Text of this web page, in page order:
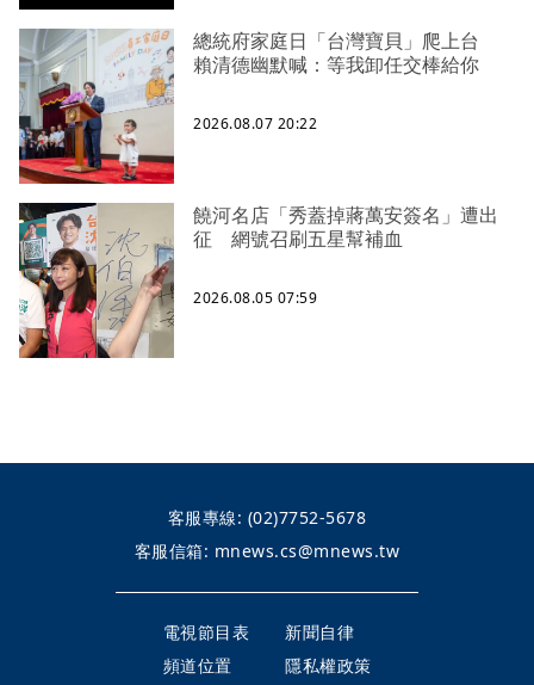
總統府家庭日「台灣寶貝」爬上台
賴清德幽默喊：等我卸任交棒給你
2026.08.07 20:22
饒河名店「秀蓋掉蔣萬安簽名」遭出
征 網號召刷五星幫補血
2026.08.05 07:59
客服專線: (02)7752-5678
客服信箱: mnews.cs@mnews.tw
電視節目表
新聞自律
頻道位置
隱私權政策